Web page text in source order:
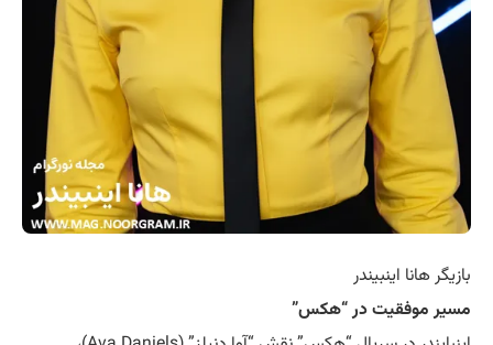
بازیگر هانا اینبیندر
مسیر موفقیت در “هکس”